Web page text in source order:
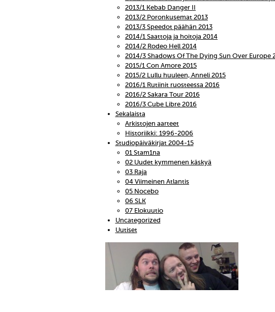
2013/1 Kebab Danger II
2013/2 Poronkusemat 2013
2013/3 Speedot päähän 2013
2014/1 Saattoja ja hoitoja 2014
2014/2 Rodeo Hell 2014
2014/3 Shadows Of The Dying Sun Over Europe
2015/1 Con Amore 2015
2015/2 Lullu huuleen, Anneli 2015
2016/1 Rutiinit ruosteessa 2016
2016/2 Sakara Tour 2016
2016/3 Cube Libre 2016
Sekalaista
Arkistojen aarteet
Historiikki: 1996-2006
Studiopäiväkirjat 2004-15
01 Stam1na
02 Uudet kymmenen käskyä
03 Raja
04 Viimeinen Atlantis
05 Nocebo
06 SLK
07 Elokuutio
Uncategorized
Uutiset